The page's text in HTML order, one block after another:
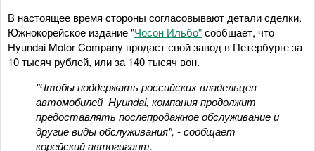
В настоящее время стороны согласовывают детали сделки.
Южнокорейское издание "Чосон Ильбо"сообщает, что
Hyundai Motor Company продаст свой завод в Петербурге за
10 тысяч рублей, или за 140 тысяч вон.
"Чтобы поддержать российских владельцев
автомобилей Hyundai, компания продолжит
предоставлять послепродажное обслуживание и
другие виды обслуживания", - сообщает
корейский автогигант.